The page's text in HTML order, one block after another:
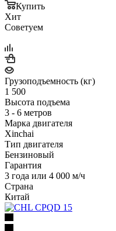
Купить
Хит
Советуем
Грузоподъемность (кг)
1 500
Высота подъема
3 - 6 метров
Марка двигателя
Xinchai
Тип двигателя
Бензиновый
Гарантия
3 года или 4 000 м/ч
Страна
Китай